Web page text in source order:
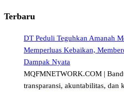
Terbaru
DT Peduli Teguhkan Amanah
Memperluas Kebaikan,
Dampak Nyata
MQFMNETWORK.COM |
transparansi, akuntabilitas, dan